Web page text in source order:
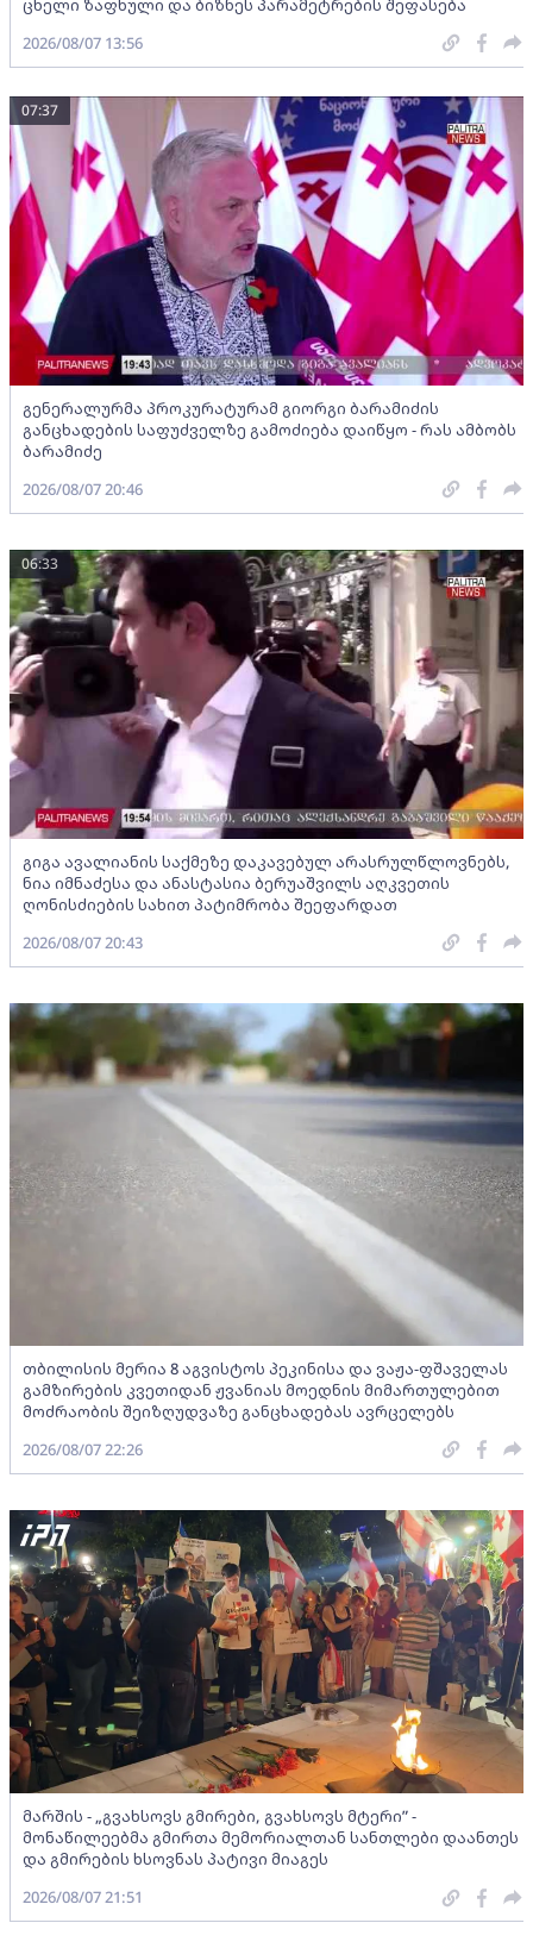
2026/08/07 13:56
გენერალურმა პროკურატურამ გიორგი ბარამიძის
განცხადების საფუძველზე გამოძიება დაიწყო - რას ამბობს
ბარამიძე
07:37
2026/08/07 20:46
გიგა ავალიანის საქმეზე დაკავებულ არასრულწლოვნებს,
ნია იმნაძესა და ანასტასია ბერუაშვილს აღკვეთის
ღონისძიების სახით პატიმრობა შეეფარდათ
06:33
2026/08/07 20:43
თბილისის მერია 8 აგვისტოს პეკინისა და ვაჟა-ფშაველას
გამზირების კვეთიდან ჟვანიას მოედნის მიმართულებით
მოძრაობის შეიზღუდვაზე განცხადებას ავრცელებს
2026/08/07 22:26
მარშის - „გვახსოვს გმირები, გვახსოვს მტერი” -
მონაწილეებმა გმირთა მემორიალთან სანთლები დაანთეს
და გმირების ხსოვნას პატივი მიაგეს
2026/08/07 21:51